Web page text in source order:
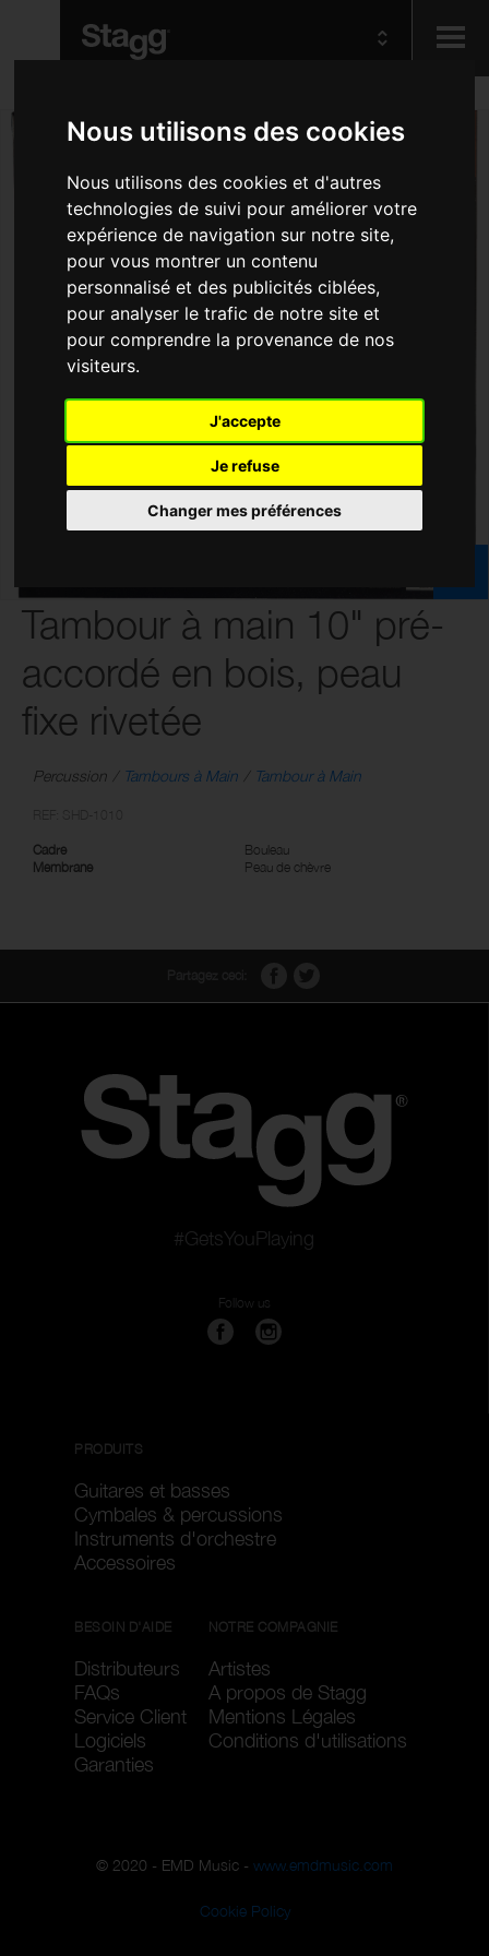
Nous utilisons des cookies
Nous utilisons des cookies et d'autres
technologies de suivi pour améliorer votre
expérience de navigation sur notre site,
pour vous montrer un contenu
personnalisé et des publicités ciblées,
pour analyser le trafic de notre site et
pour comprendre la provenance de nos
visiteurs.
J'accepte
Je refuse
Changer mes préférences
Audio &
Lighting
Tambour à main 10" pré-
accordé en bois, peau
fixe rivetée
Percussion Tambours à Main Tambour à Main
Cadre
Bouleau
Membrane
Peau de chèvre
#GetsYouPlaying
Follow us
PRODUITS
Guitares et basses
Cymbales & percussions
Instruments d'orchestre
Accessoires
BESOIN D'AIDE
Distributeurs
FAQs
Service Client
Logiciels
Garanties
NOTRE COMPAGNIE
Artistes
A propos de Stagg
Mentions Légales
Conditions d'utilisations
© 2020 - EMD Music - www.emdmusic.com
Cookie Policy